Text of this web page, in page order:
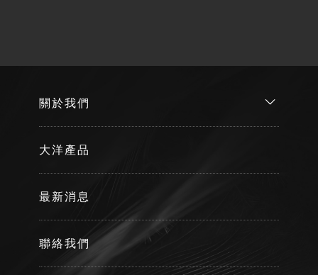
關於我們
大洋產品
最新消息
聯絡我們